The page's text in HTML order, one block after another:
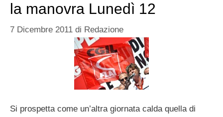
la manovra Lunedì 12
7 Dicembre 2011 di Redazione
Si prospetta come un’altra giornata calda quella di